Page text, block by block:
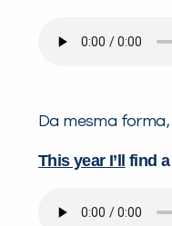
Da mesma
This year I’ll find